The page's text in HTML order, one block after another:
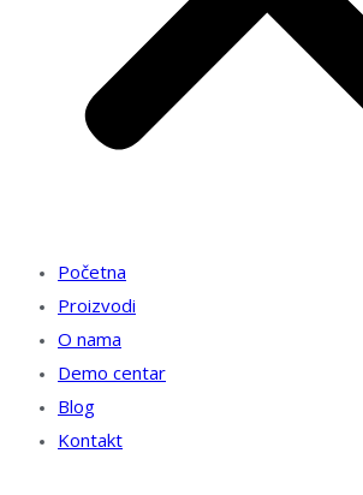
Početna
Proizvodi
O nama
Demo centar
Blog
Kontakt